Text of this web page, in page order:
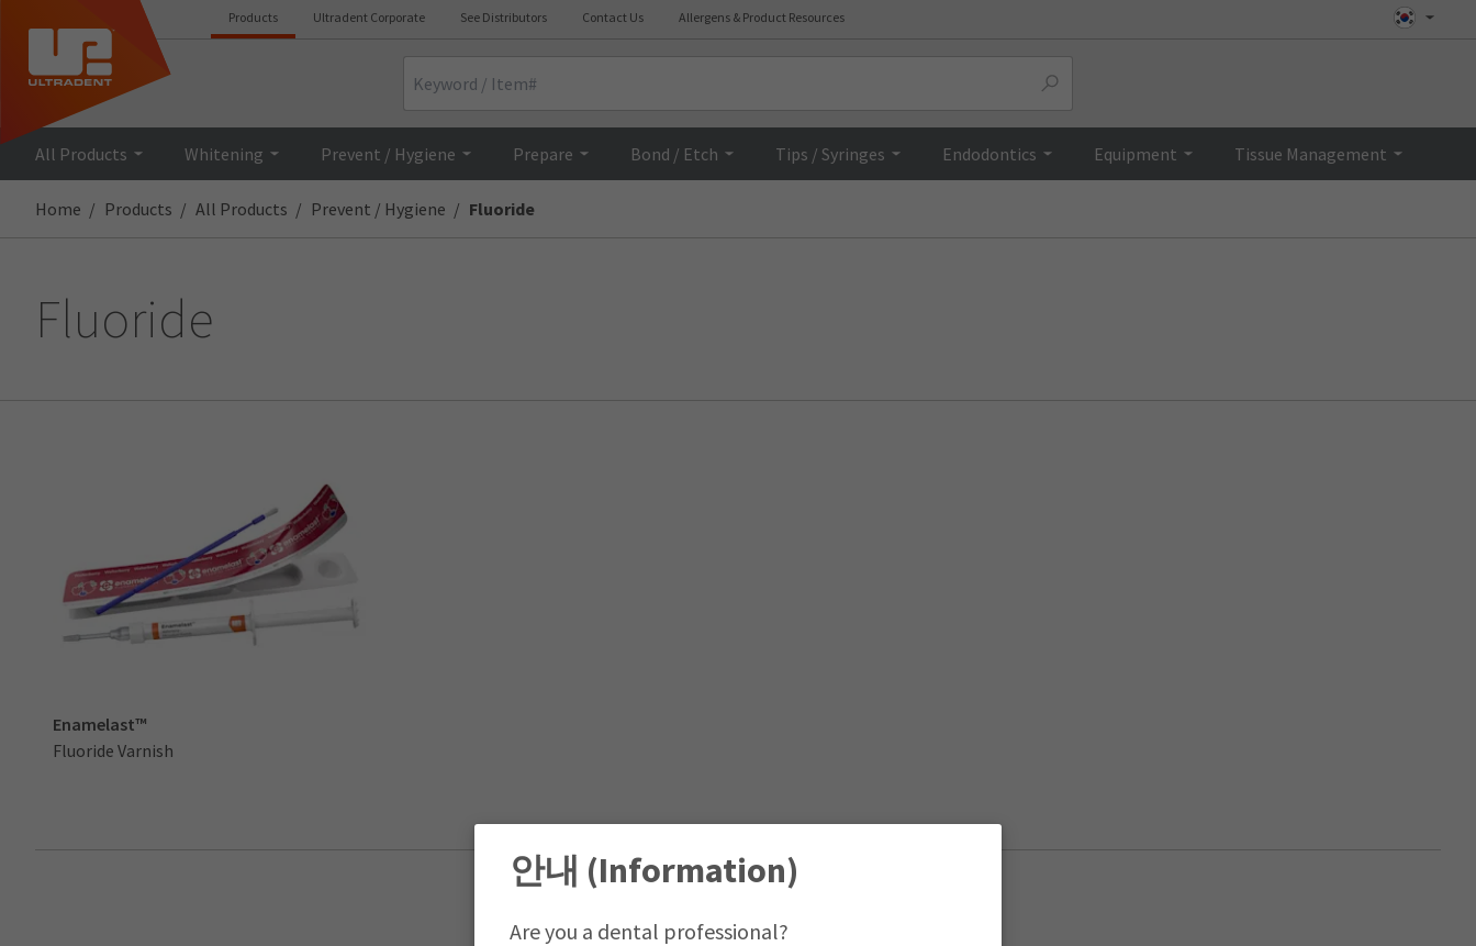
Products Ultradent Corporate See Distributors Contact Us Allergens & Product Resources
All Products Whitening Prevent / Hygiene Prepare Bond / Etch Tips / Syringes Endodontics Equipment Tissue Management
Home Products All Products Prevent / Hygiene Fluoride
Fluoride
Enamelast™
Fluoride Varnish
안내 (Information)
Are you a dental professional?